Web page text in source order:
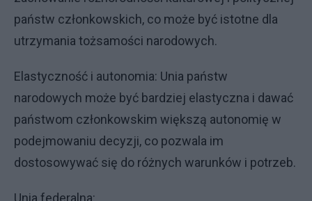
państw członkowskich, co może być istotne dla
utrzymania tożsamości narodowych.
Elastyczność i autonomia: Unia państw
narodowych może być bardziej elastyczna i dawać
państwom członkowskim większą autonomię w
podejmowaniu decyzji, co pozwala im
dostosowywać się do różnych warunków i potrzeb.
Unia federalna: